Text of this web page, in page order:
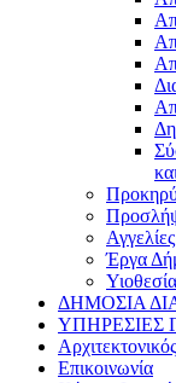
Έργα
ΔΗΜΟΣΙΑ
ΥΠΗΡΕΣΙΕΣ
Επικοινωνία